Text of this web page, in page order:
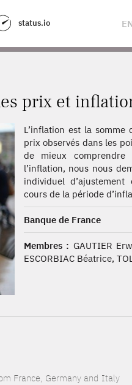
status.io
prix et
L’inflation est la somme
prix observés dans les
de mieux
l’inflation, nous nous
individuel
cours de la période
Banque de France
Membres : GAUTIER
ESCORBIAC Béatrice,
France, Germany and Italy